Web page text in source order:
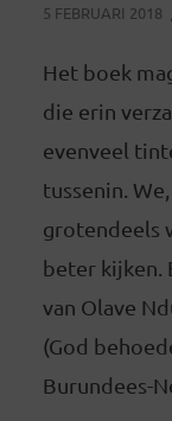
5 FEBRUARI 2018
Het boek
die erin
evenveel
tussenin.
grotendeels
beter kijken.
van Olave
(God
Burundees-